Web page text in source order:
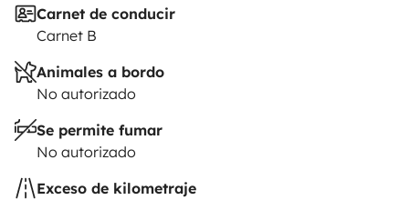
Carnet de conducir
Carnet B
Animales a bordo
No autorizado
Se permite fumar
No autorizado
Exceso de kilometraje